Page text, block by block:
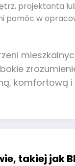
projektanta
w
komfortową
takiej jak